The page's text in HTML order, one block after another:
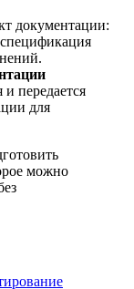
документации:
и передается
для
можно